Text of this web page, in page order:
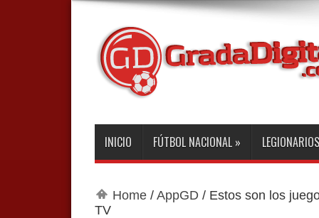
INICIO FÚTBOL NACIONAL » LEGIONARIOS
Home/ AppGD / Estos son los
TV